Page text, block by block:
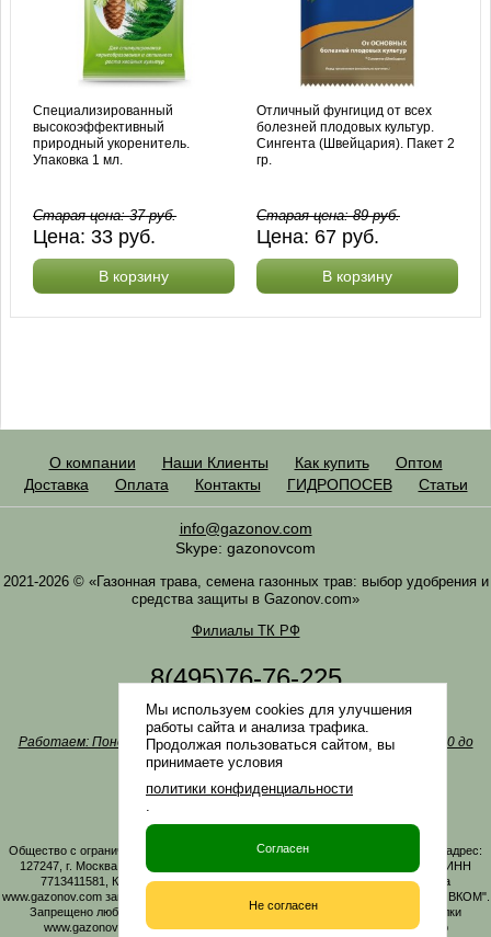
Специализированный
высокоэффективный
природный укоренитель.
Упаковка 1 мл.
Старая цена:37руб.
Цена:33 руб.
В корзину
Отличный фунгицид от всех
болезней плодовых культур.
Сингента (Швейцария). Пакет 2
гр.
Старая цена:89руб.
Цена: 67 руб.
В корзину
О компании Наши Клиенты Как купить
Оптом
Доставка
Оплата Контакты ГИДРОПОСЕВ Статьи
info@gazonov.com
Skype: gazonovcom
2021-2026 © «Газонная трава, семена газонных трав: выбор удобрения и
средства защиты в Gazonov.com»
Филиалы ТК РФ
8(495)76-76-225
8(985)76-76-335
Наша почтаinfo@gazonov.com
Работаем: Понедельник-четверг с 10:00 до 18:00, пятница - с 10:00 до
17:00
Наши награды и письма
Политика конфиденциальности
Заказать обратный звонок
Общество с ограниченной ответственностью «ГАЗОНОВКОМ» Юридический адрес:
127247, г. Москва, Дмитровское ш., д. 100, стр. 2, этаж 01, помещение 3106 ИНН
7713411581, КПП 771301001 ОГРН 1167746161219. Все материалы сайта
www.gazonov.com защищены авторским правом и принадлежат ООО "ГАЗОНОВКОМ".
Запрещено любое копирование материалов сайта без активной гиперссылки
www.gazonov.com. Данный сайт и его содержимое носит исключительно
Мы используем cookies для улучшения
работы сайта и анализа трафика.
Продолжая пользоваться сайтом, вы
принимаете условия
политики конфиденциальности
.
Согласен
Не согласен